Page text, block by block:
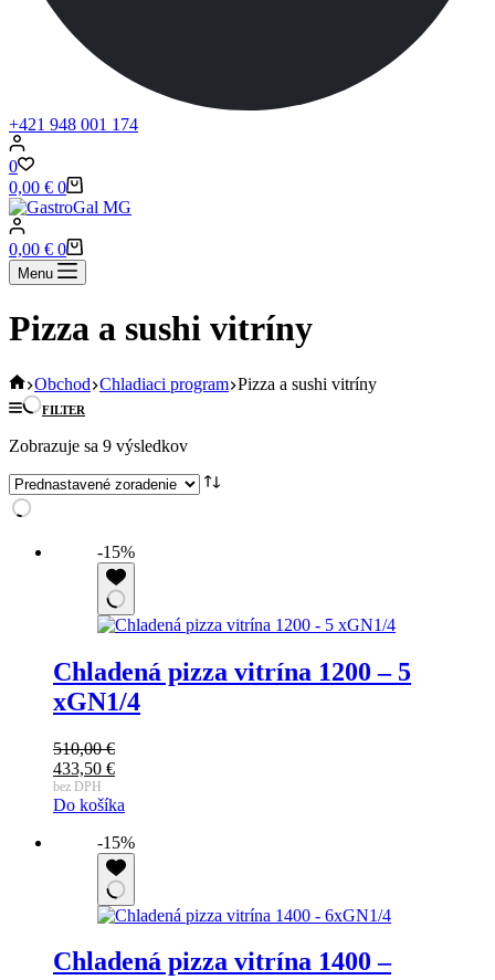
+421 948 001 174
0
Shopping
cart
0,00 € 0
Shopping
cart
0,00 € 0
Menu
Pizza a sushi vitríny
Home
Obchod Chladiaci program Pizza a sushi vitríny
FILTER
Zobrazuje sa 9 výsledkov
-15%
Chladená pizza vitrína 1200 – 5
xGN1/4
510,00€
Pôvodná
cena
bola:
433,50 €
Aktuálna
cena
433,50 €.
bez DPH
Do košíka
-15%
Chladená pizza vitrína 1400 –